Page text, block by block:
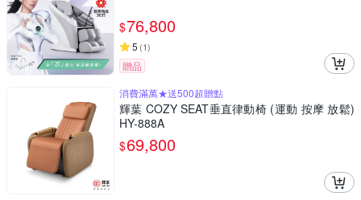
$76,800
5 (1)
贈品
消費滿萬★送500超贈點
輝葉 COZY SEAT垂直律動椅 (運動 按摩 放鬆)
HY-888A
$69,800